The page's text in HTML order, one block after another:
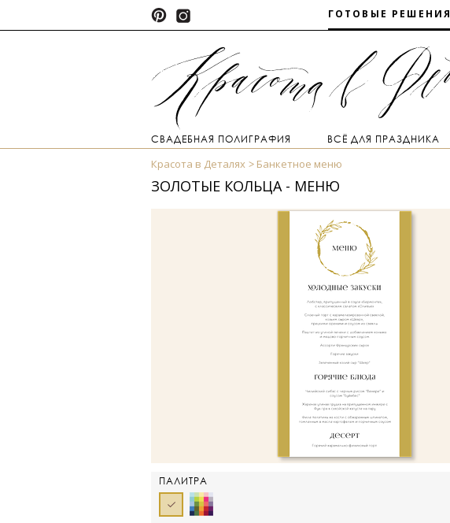
ГОТОВЫЕ РЕШЕНИЯ
СВАДЕБНАЯ ПОЛИГРАФИЯ ВСЁ ДЛЯ ПРАЗДНИКА
Красота в Деталях Банкетное меню
ЗОЛОТЫЕ КОЛЬЦА - МЕНЮ
ПАЛИТРА